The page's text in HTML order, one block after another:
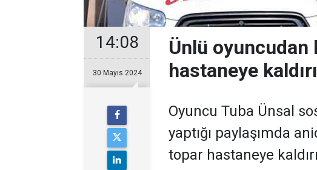
14:08
30 Mayıs 2024
Ünlü
hastaneye
Oyuncu Tuba Ünsal
yaptığı paylaşımda
topar hastaneye